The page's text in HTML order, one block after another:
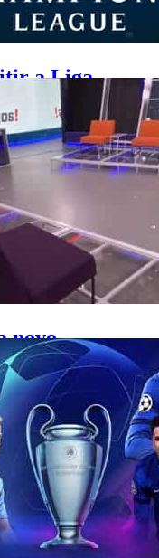
a Liga
até 2024
novo
feira